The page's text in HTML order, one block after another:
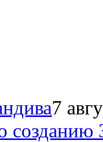
7
созданию